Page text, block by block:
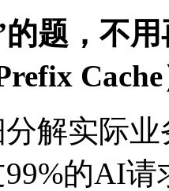
题，不
分解实际
过99%的